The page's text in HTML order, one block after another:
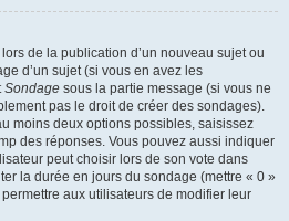
de la publication d’un nouveau sujet ou
d’un sujet (si vous en avez les
Sondage sous la partie message (si vous ne
pas le droit de créer des sondages).
moins deux options possibles, saisissez
des réponses. Vous pouvez aussi indiquer
peut choisir lors de son vote dans
la durée en jours du sondage (mettre « 0 »
aux utilisateurs de modifier leur